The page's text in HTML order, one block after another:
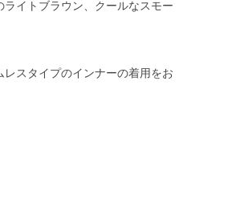
イトブラウン、クールなスモー
スタイプのインナーの着用をお